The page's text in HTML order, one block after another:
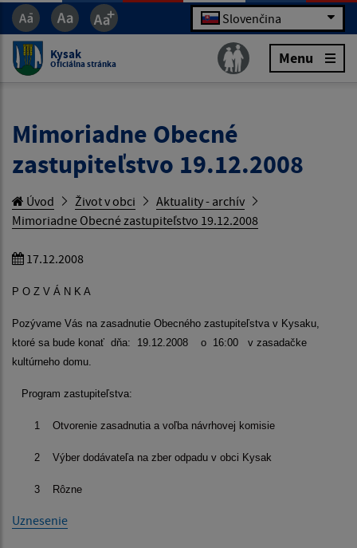
Slovenčina
Kysak
Oficiálna stránka Menu
Mimoriadne Obecné
zastupiteľstvo 19.12.2008
Úvod Život v obci
Aktuality - archív
Mimoriadne Obecné zastupiteľstvo 19.12.2008
17.12.2008
P O Z V Á N K A
Pozývame Vás na zasadnutie Obecného zastupiteľstva v Kysaku,
ktoré sa bude konať dňa: 19.12.2008 o 16:00
v zasadačke
kultúrneho domu.
Program zastupiteľstva:
1 Otvorenie zasadnutia a voľba návrhovej komisie
2 Výber dodávateľa na zber odpadu v obci Kysak
3 Rôzne
Uznesenie